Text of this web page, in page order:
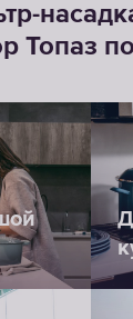
Топаз